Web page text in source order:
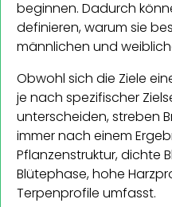
beginnen. Dadurch
definieren, warum sie
männlichen und
Obwohl sich die Ziele
je nach spezifischer
unterscheiden, streben
immer nach einem
Pflanzenstruktur, dichte
Blütephase, hohe
Terpenprofile umfasst.